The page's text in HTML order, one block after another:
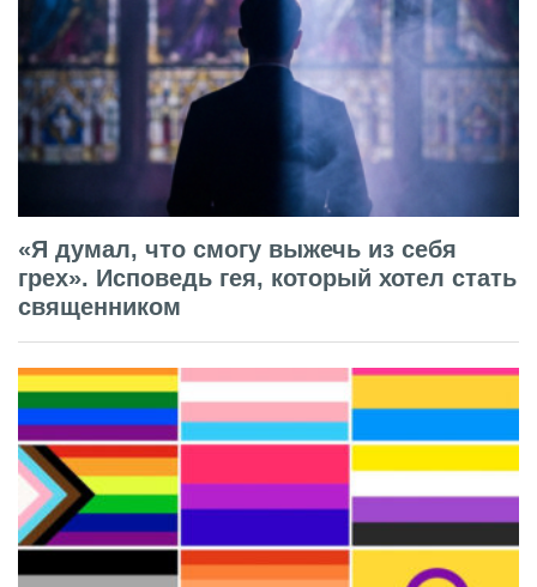
«Я думал, что смогу выжечь из себя
грех». Исповедь гея, который хотел стать
священником